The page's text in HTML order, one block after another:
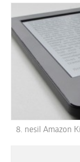
8. nesil Amazon